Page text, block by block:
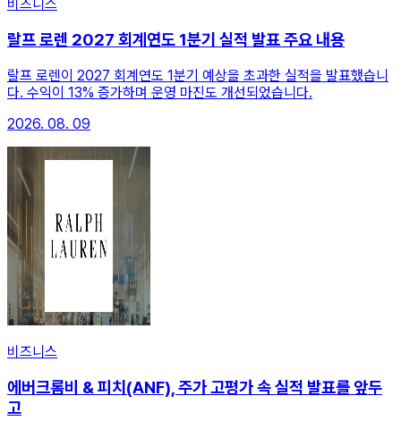
비즈니스
랄프 로렌 2027 회계연도 1분기 실적 발표 주요 내용
랄프 로렌이 2027 회계연도 1분기 예상을 초과한 실적을 발표했습니
다. 수익이 13% 증가하며 운영 마진도 개선되었습니다.
2026. 08. 09
비즈니스
에버크롬비 & 피치(ANF), 주가 고평가 속 실적 발표를 앞두
고